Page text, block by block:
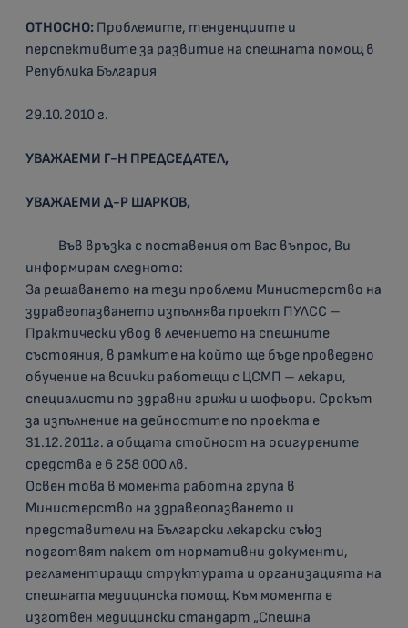
ОТНОСНО: Проблемите, тенденциите и
перспективите за развитие на спешната помощ в
Република България
29.10.2010 г.
УВАЖАЕМИ Г-Н ПРЕДСЕДАТЕЛ,
УВАЖАЕМИ Д-Р ШАРКОВ,
Във връзка с поставения от Вас въпрос, Ви
информирам следното:
За решаването на тези проблеми Министерство на
здравеопазването изпълнява проект ПУЛСС –
Практически увод в лечението на спешните
състояния, в рамките на който ще бъде проведено
обучение на всички работещи с ЦСМП – лекари,
специалисти по здравни грижи и шофьори. Срокът
за изпълнение на дейностите по проекта е
31.12.2011г. а общата стойност на осигурените
средства е 6 258 000 лв.
Освен това в момента работна група в
Министерство на здравеопазването и
представители на Български лекарски съюз
подготвят пакет от нормативни документи,
регламентиращи структурата и организацията на
спешната медицинска помощ. Към момента е
изготвен медицински стандарт „Спешна